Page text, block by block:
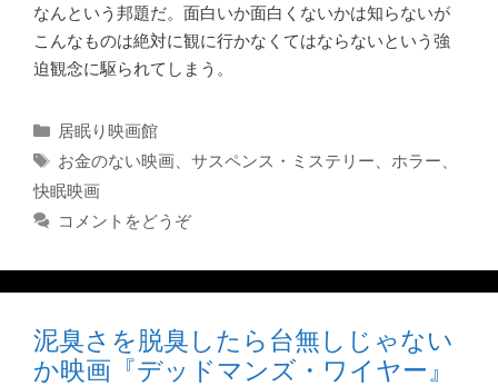
なんという邦題だ。面白いか面白くないかは知らないが
こんなものは絶対に観に行かなくてはならないという強
迫観念に駆られてしまう。
カ
テ
ゴ
リ
ー
居眠り映画館
タ
グ
お金のない映画、 サスペンス・ミステリー、 ホラー、
快眠映画
コメントをどうぞ
泥臭さを脱臭したら台無しじゃない
か映画『デッドマンズ・ワイヤー』